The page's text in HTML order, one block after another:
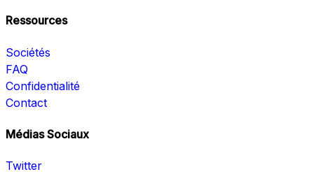
Ressources
Sociétés
FAQ
Confidentialité
Contact
Médias Sociaux
Twitter